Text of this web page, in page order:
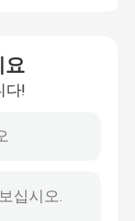
요
다!